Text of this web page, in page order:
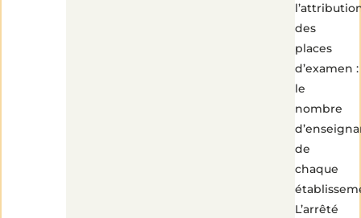
des
places
d’examen :
le
nombre
de
chaque
L’arrêté